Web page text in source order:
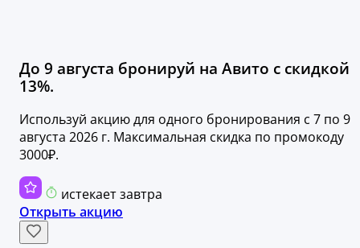
До 9 августа бронируй на Авито с скидкой
13%.
Используй акцию для одного бронирования с 7 по 9
августа 2026 г. Максимальная скидка по промокоду
3000₽.
истекает завтра
Открыть акцию